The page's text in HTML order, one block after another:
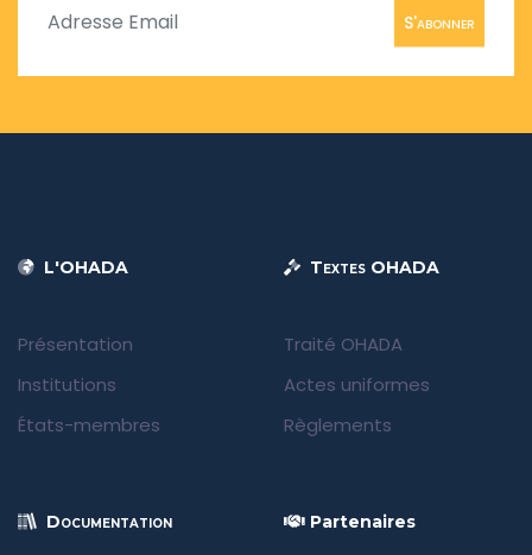
S'abonner
L'OHADA
Présentation
Institutions
États-membres
Textes OHADA
Traité OHADA
Actes uniformes
Règlements
Documentation Partenaires